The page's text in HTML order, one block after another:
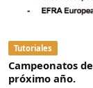
Tutoriales
Campeonatos
próximo año.